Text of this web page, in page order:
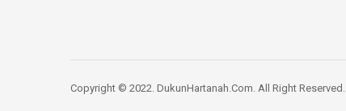
Copyright © 2022. DukunHartanah.Com. All Right Reserved.